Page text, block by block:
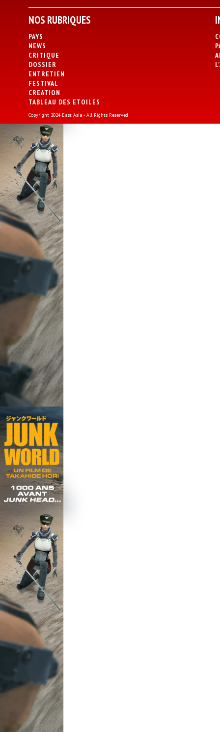
NOS RUBRIQUES
PAYS
NEWS
CRITIQUE
DOSSIER
ENTRETIEN
FESTIVAL
CREATION
TABLEAU DES ETOILES
Copyright 2024 East Asia - All Rights Reserved